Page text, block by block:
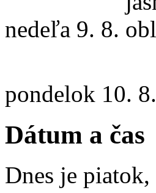
nedeľa 9. 8.
pondelok 10. 8.
Dátum a čas
Dnes je piatok,